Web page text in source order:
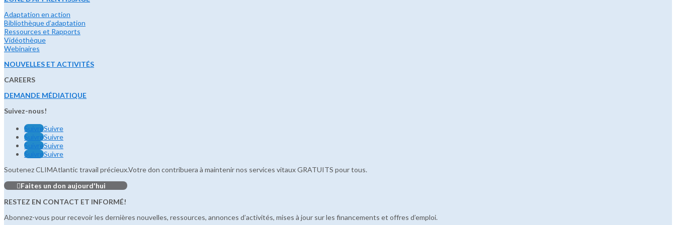
Adaptation en action
Bibliothèque d’adaptation
Ressources et Rapports
Vidéothèque
Webinaires
NOUVELLES ET ACTIVITÉS
CAREERS
DEMANDE MÉDIATIQUE
Suivez-nous!
SuivreSuivre
SuivreSuivre
SuivreSuivre
SuivreSuivre
Soutenez CLIMAtlantic travail précieux.Votre don contribuera à maintenir nos services vitaux GRATUITS pour tous.
Faites un don aujourd'hui
RESTEZ EN CONTACT ET INFORMÉ!
Abonnez-vous pour recevoir les dernières nouvelles, ressources, annonces d’activités, mises à jour sur les financements et offres d’emploi.